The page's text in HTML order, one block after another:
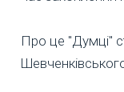
Про це "Думці"